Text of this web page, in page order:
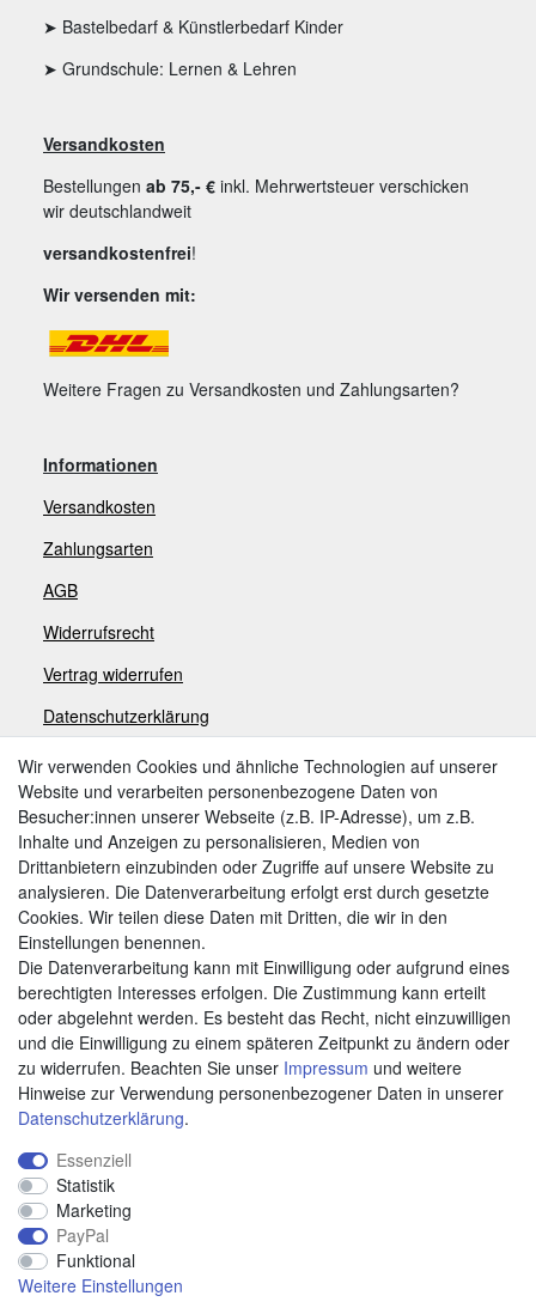
➤ Bastelbedarf & Künstlerbedarf Kinder
➤ Grundschule: Lernen & Lehren
Versandkosten
Bestellungen ab 75,- € inkl. Mehrwertsteuer verschicken
wir deutschlandweit
versandkostenfrei!
Wir versenden mit:
Weitere Fragen zu Versandkosten und Zahlungsarten?
Informationen
Versandkosten
Zahlungsarten
AGB
Widerrufsrecht
Vertrag widerrufen
Datenschutzerklärung
Impressum
Zahlungsarten
Weitere Zahlungsarten:
Kauf auf Rechnung
Vorkasse
Hier sind wir
Wir verwenden Cookies und ähnliche Technologien auf unserer
Website und verarbeiten personenbezogene Daten von
Besucher:innen unserer Webseite (z.B. IP-Adresse), um z.B.
Inhalte und Anzeigen zu personalisieren, Medien von
Drittanbietern einzubinden oder Zugriffe auf unsere Website zu
analysieren. Die Datenverarbeitung erfolgt erst durch gesetzte
Cookies. Wir teilen diese Daten mit Dritten, die wir in den
Einstellungen benennen.
Die Datenverarbeitung kann mit Einwilligung oder aufgrund eines
berechtigten Interesses erfolgen. Die Zustimmung kann erteilt
oder abgelehnt werden. Es besteht das Recht, nicht einzuwilligen
und die Einwilligung zu einem späteren Zeitpunkt zu ändern oder
zu widerrufen. Beachten Sie unser Impressum und weitere
Hinweise zur Verwendung personenbezogener Daten in unserer
Daten­schutz­erklärung.
Essenziell
Statistik
Marketing
PayPal
Funktional
Weitere Einstellungen